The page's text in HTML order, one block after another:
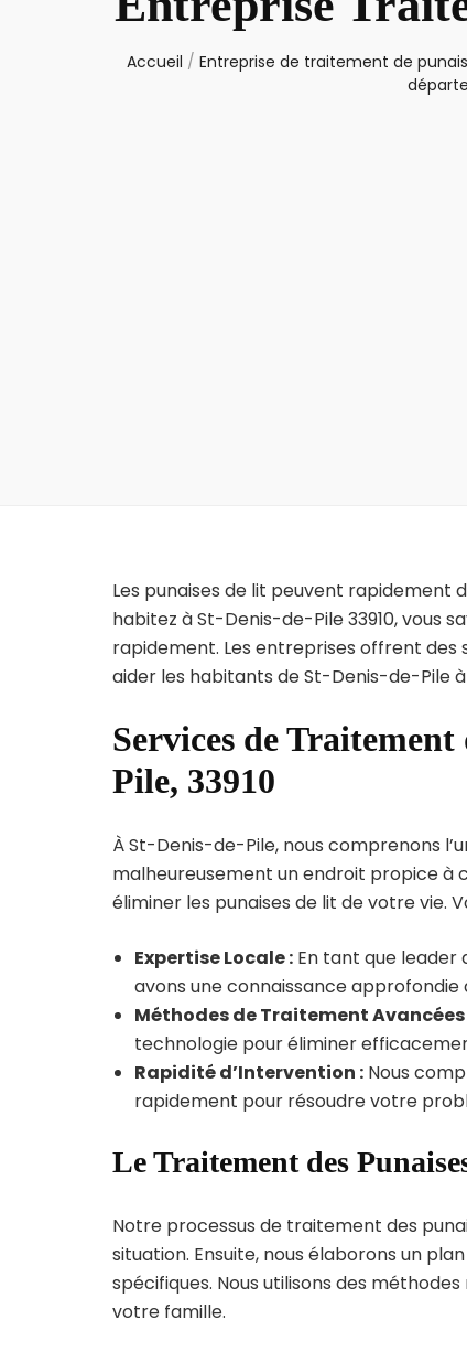
Accueil / Entreprise de traitement de
Les punaises de lit peuvent rapidement
habitez à St-Denis-de-Pile 33910, vous
rapidement. Les entreprises offrent
aider les habitants de St-Denis-de-Pile
Services de
Pile, 33910
À St-Denis-de-Pile, nous comprenons
malheureusement un endroit propice à
éliminer les punaises de lit de votre vie.
Expertise Locale : En tant que leader
avons une connaissance approfondie
Méthodes de Traitement Avancées
technologie pour éliminer
Rapidité d’Intervention : Nous
rapidement pour résoudre votre
Le Traitement des
Notre processus de traitement des
situation. Ensuite, nous élaborons un
spécifiques. Nous utilisons des
votre famille.